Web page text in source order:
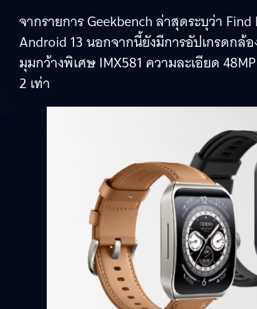
จากรายการ Geekbench ล่าสุดระบุว่า
Android 13 นอกจากนี้ยังมีการอัปเกรดกล้
มุมกว้างพิเศษ IMX581 ความละเอียด
2 เท่า